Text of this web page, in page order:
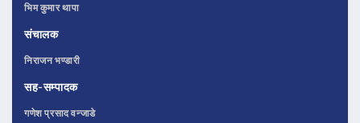
भिम कुमार थापा
संचालक
निराजन भण्डारी
सह-सम्पादक
गणेश प्रसाद वन्जाडे